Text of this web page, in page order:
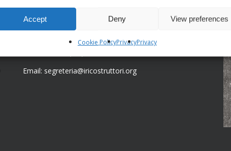
Accept Deny View preferences
Cookie PolicyPrivacyPrivacy
19021 Arcola (Sp)
Sede centrale:
Via Bardonecchia, 77/16
Email: segreteria@iricostruttori.org